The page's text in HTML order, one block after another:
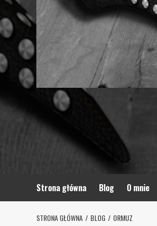
Strona główna Blog O mnie
STRONA GŁÓWNA BLOG ORMUZ